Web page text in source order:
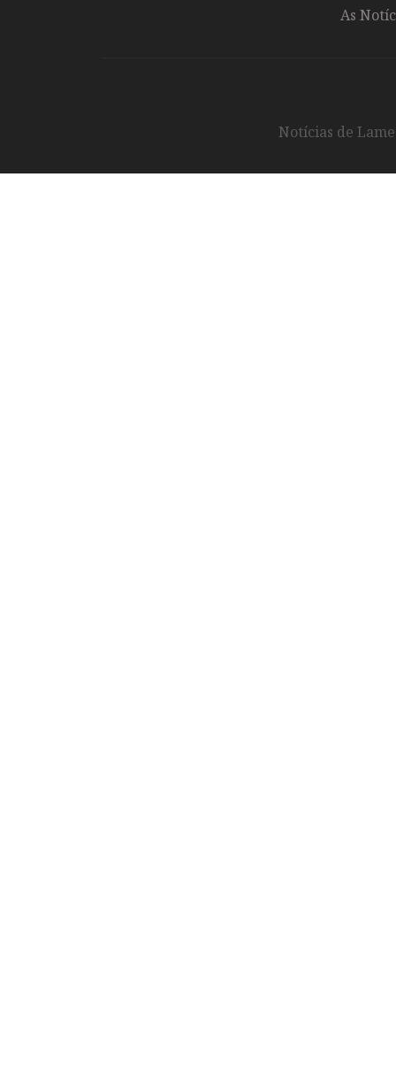
As
Notícias de